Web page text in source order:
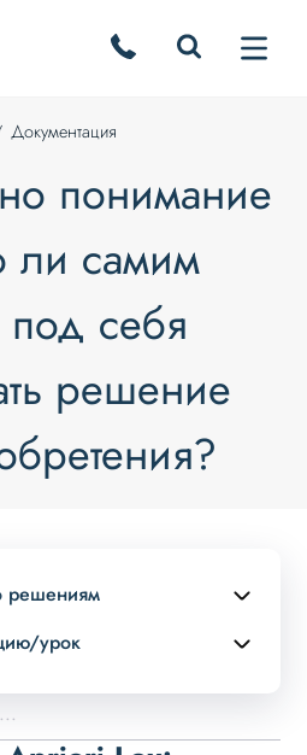
Документация
понимание
ли самим
себя
решение
решениям
урок